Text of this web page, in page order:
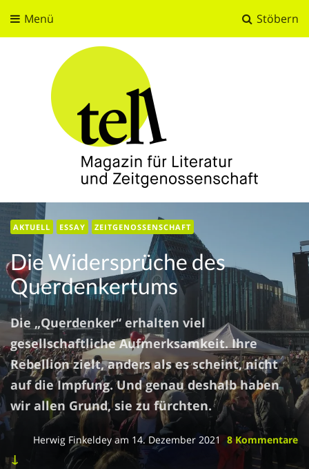
Stöbern
Menü
tell
Magazin für Literatur und Zeitgenossenschaft
AKTUELL ESSAY ZEITGENOSSENSCHAFT
Die Widersprüche des
Querdenkertums
Die „Querdenker“ erhalten viel
gesellschaftliche Aufmerksamkeit. Ihre
Rebellion zielt, anders als es scheint, nicht
auf die Impfung. Und genau deshalb haben
wir allen Grund, sie zu fürchten.
Herwig Finkeldey am 14. Dezember 2021 8 Kommentare
↓